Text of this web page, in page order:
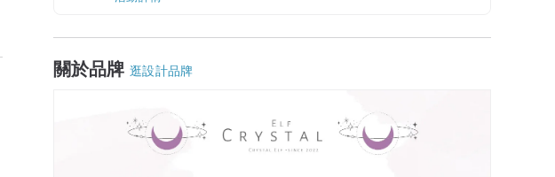
關於品牌 逛設計品牌